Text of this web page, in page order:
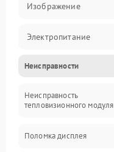
Изображение
Электропитание
Измерения
Матрица
Неисправности
Неисправность
тепловизионного модуля
Поломка дисплея